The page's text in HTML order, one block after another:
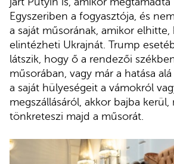
Egyszeriben a fogyasztója, és
a saját műsorának, amikor
elintézheti Ukrajnát. Trump
látszik, hogy ő a rendezői
műsorában, vagy már a hatása
a saját hülyeségeit a vámokról
megszállásáról, akkor bajba kerül,
tönkreteszi majd a műsorát.